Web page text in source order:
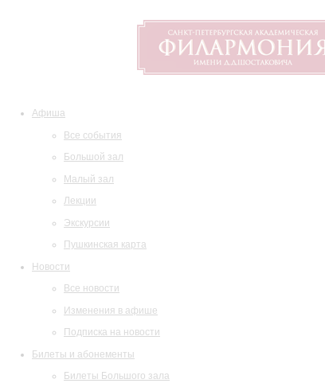
Афиша
Все события
Большой зал
Малый зал
Лекции
Экскурсии
Пушкинская карта
Новости
Все новости
Изменения в афише
Подписка на новости
Билеты и абонементы
Билеты Большого зала